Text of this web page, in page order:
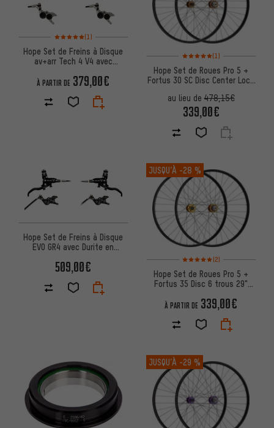
Note moyenne : 5 sur 5 d'après 1 avis
(1)
Hope Set de Freins à Disque
av+arr Tech 4 V4 avec
À PARTIR DE 379,00€
Note moyenne : 5 sur 5
(1)
Hope Set de Roues Pro 5 +
Fortus 30 SC Disc Center Lock
au lieu de478,15€
339,00€
Hope Set de Freins à Disque
EVO GR4 avec Durite en
509,00€
JUSQU’À -28 %
Note moyenne : 5 sur 5
(2)
Hope Set de Roues Pro 5 +
Fortus 35 Disc 6 trous 29"
À PARTIR DE 339,00€
JUSQU’À -29 %